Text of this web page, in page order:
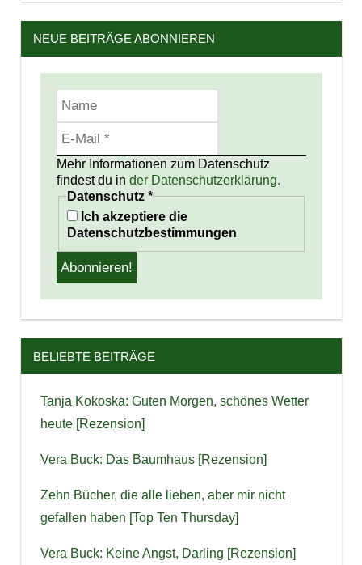
NEUE BEITRÄGE ABONNIEREN
Mehr Informationen zum Datenschutz
findest du in der Datenschutzerklärung.
Datenschutz *
Ich akzeptiere die
Datenschutzbestimmungen
BELIEBTE BEITRÄGE
Tanja Kokoska: Guten Morgen, schönes Wetter
heute [Rezension]
Vera Buck: Das Baumhaus [Rezension]
Zehn Bücher, die alle lieben, aber mir nicht
gefallen haben [Top Ten Thursday]
Vera Buck: Keine Angst, Darling [Rezension]